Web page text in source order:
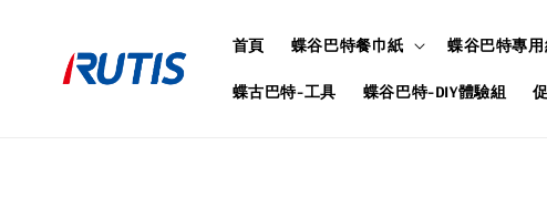
首頁 蝶谷巴特餐巾紙 蝶谷巴特專
蝶古巴特-工具
蝶谷巴特-DIY體驗組